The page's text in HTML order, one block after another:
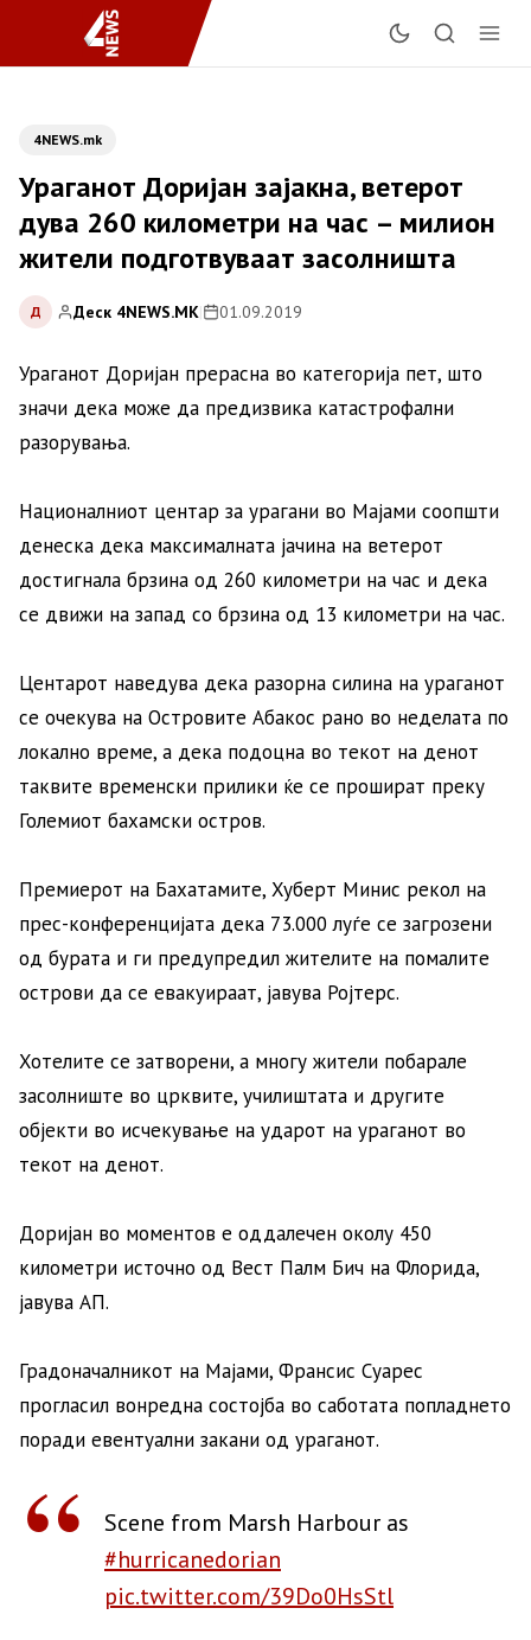
4NEWS.mk
Ураганот Доријан зајакна, ветерот
дува 260 километри на час – милион
жители подготвуваат засолништа
Д Деск 4NEWS.MK| 01.09.2019
Ураганот Доријан прерасна во категорија пет, што
значи дека може да предизвика катастрофални
разорувања.
Националниот центар за урагани во Мајами соопшти
денеска дека максималната јачина на ветерот
достигнала брзина од 260 километри на час и дека
се движи на запад со брзина од 13 километри на час.
Центарот наведува дека разорна силина на ураганот
се очекува на Островите Абакос рано во неделата по
локално време, а дека подоцна во текот на денот
таквите временски прилики ќе се прошират преку
Големиот бахамски остров.
Премиерот на Бахатамите, Хуберт Минис рекол на
прес-конференцијата дека 73.000 луѓе се загрозени
од бурата и ги предупредил жителите на помалите
острови да се евакуираат, јавува Ројтерс.
Хотелите се затворени, а многу жители побарале
засолниште во црквите, училиштата и другите
објекти во исчекување на ударот на ураганот во
текот на денот.
Доријан во моментов е оддалечен околу 450
километри источно од Вест Палм Бич на Флорида,
јавува АП.
Градоначалникот на Мајами, Франсис Суарес
прогласил вонредна состојба во саботата попладнето
поради евентуални закани од ураганот.
Scene from Marsh Harbour as
#hurricanedorian
pic.twitter.com/39Do0HsStl